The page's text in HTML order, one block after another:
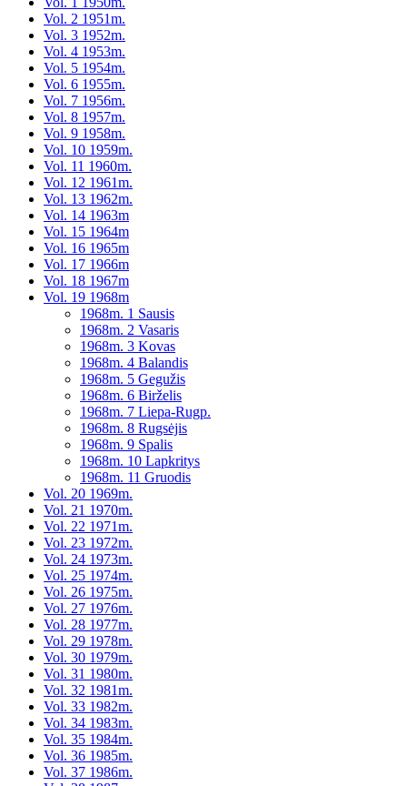
Vol. 2 1951m.
Vol. 3 1952m.
Vol. 4 1953m.
Vol. 5 1954m.
Vol. 6 1955m.
Vol. 7 1956m.
Vol. 8 1957m.
Vol. 9 1958m.
Vol. 10 1959m.
Vol. 11 1960m.
Vol. 12 1961m.
Vol. 13 1962m.
Vol. 14 1963m
Vol. 15 1964m
Vol. 16 1965m
Vol. 17 1966m
Vol. 18 1967m
Vol. 19 1968m
1968m. 1 Sausis
1968m. 2 Vasaris
1968m. 3 Kovas
1968m. 4 Balandis
1968m. 5 Gegužis
1968m. 6 Birželis
1968m. 7 Liepa-Rugp.
1968m. 8 Rugsėjis
1968m. 9 Spalis
1968m. 10 Lapkritys
1968m. 11 Gruodis
Vol. 20 1969m.
Vol. 21 1970m.
Vol. 22 1971m.
Vol. 23 1972m.
Vol. 24 1973m.
Vol. 25 1974m.
Vol. 26 1975m.
Vol. 27 1976m.
Vol. 28 1977m.
Vol. 29 1978m.
Vol. 30 1979m.
Vol. 31 1980m.
Vol. 32 1981m.
Vol. 33 1982m.
Vol. 34 1983m.
Vol. 35 1984m.
Vol. 36 1985m.
Vol. 37 1986m.